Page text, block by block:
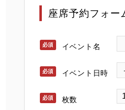
座席予約フォー
イベント名
イベント日時
枚数